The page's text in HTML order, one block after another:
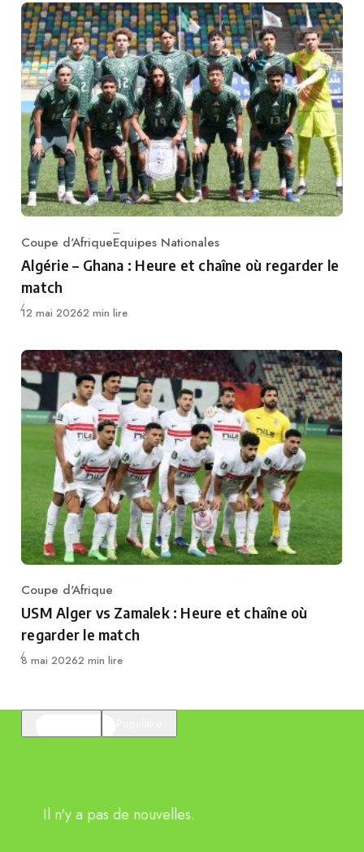
Category
Coupe d'AfriqueEquipes Nationales
Algérie – Ghana : Heure et chaîne où regarder le
match
Publié
12 mai 20262 min lire
Category
Coupe d'Afrique
USM Alger vs Zamalek : Heure et chaîne où
regarder le match
Publié
8 mai 20262 min lire
Il n'y a pas de nouvelles.